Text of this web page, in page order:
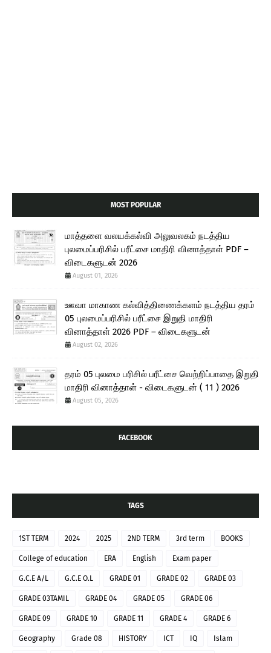
MOST POPULAR
மாத்தளை வலயக்கல்வி அலுவலகம் நடத்திய
புலமைப்பரிசில் பரீட்சை மாதிரி வினாத்தாள் PDF –
விடைகளுடன் 2026
August 01, 2026
ஊவா மாகாண கல்வித்திணைக்களம் நடத்திய தரம்
05 புலமைப்பரிசில் பரீட்சை இறுதி மாதிரி
வினாத்தாள் 2026 PDF – விடைகளுடன்
August 02, 2026
தரம் 05 புலமை பரிசில் பரீட்சை வெற்றிப்பாதை இறுதி
மாதிரி வினாத்தாள் - விடைகளுடன் ( 11 ) 2026
August 05, 2026
FACEBOOK
TAGS
1ST TERM 2024 2025 2ND TERM 3rd term BOOKS
College of education ERA English Exam paper
G.C.E A/L G.C.E O.L GRADE 01 GRADE 02 GRADE 03
GRADE 03TAMIL GRADE 04 GRADE 05 GRADE 06
GRADE 09 GRADE 10 GRADE 11 GRADE 4 GRADE 6
Geography Grade 08 HISTORY ICT IQ Islam